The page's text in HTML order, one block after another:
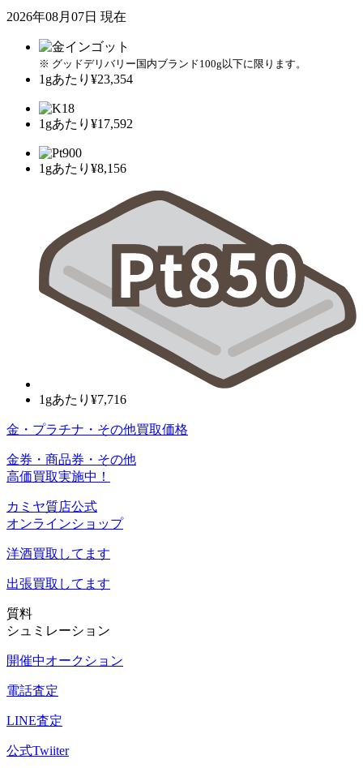
2026年08月07日 現在
※ グッドデリバリー国内ブランド100g以下に限ります。
1gあたり ¥23,354
1gあたり ¥17,592
1gあたり ¥8,156
1gあたり ¥7,716
金・プラチナ・その他買取価格
金券・商品券・その他
高価買取実施中！
カミヤ質店公式
オンラインショップ
洋酒買取してます
出張買取 してます
質料
シュミレーション
開催中オークション
電話査定
LINE査定
公式Twiiter